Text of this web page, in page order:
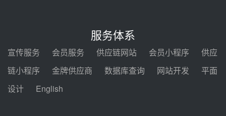
2026-2029年熔盐介质框架协议
中能建华中试研院中标重能新疆
100MW光热项目机组调试及性能
服务体系
宣传服务 会员服务 供应链网站 会员小程序
供应
链小程序
金牌供应商 数据库查询 网站开发
平面
设计
English